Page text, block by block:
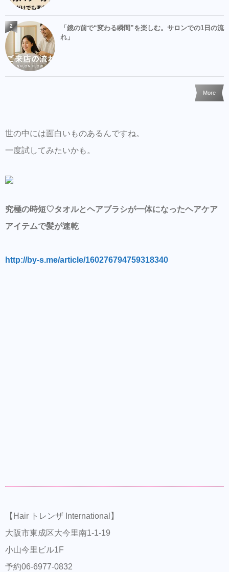
「鏡の前で“変わる瞬間”を楽しむ。サロンでの1日の流
れ」
2
More
世の中には面白いものあるんですね。
一度試してみたいかも。
究極の時短♡タオルとヘアブラシが一体になったヘアケア
アイテムで髪が速乾
http://by-s.me/article/160276794759318340
【Hair トレンザ International】
大阪市東成区大今里南1-1-19
小山今里ビル1F
予約06-6977-0832